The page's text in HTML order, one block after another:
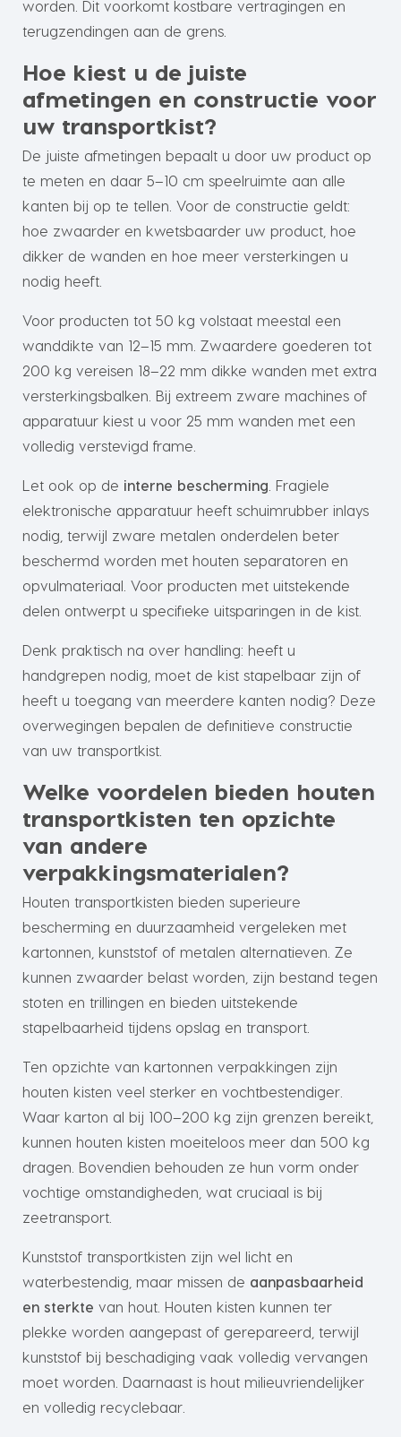
worden. Dit voorkomt kostbare vertragingen en
terugzendingen aan de grens.
Hoe kiest u de juiste
afmetingen en constructie voor
uw transportkist?
De juiste afmetingen bepaalt u door uw product op
te meten en daar 5–10 cm speelruimte aan alle
kanten bij op te tellen. Voor de constructie geldt:
hoe zwaarder en kwetsbaarder uw product, hoe
dikker de wanden en hoe meer versterkingen u
nodig heeft.
Voor producten tot 50 kg volstaat meestal een
wanddikte van 12–15 mm. Zwaardere goederen tot
200 kg vereisen 18–22 mm dikke wanden met extra
versterkingsbalken. Bij extreem zware machines of
apparatuur kiest u voor 25 mm wanden met een
volledig verstevigd frame.
Let ook op de interne bescherming . Fragiele
elektronische apparatuur heeft schuimrubber inlays
nodig, terwijl zware metalen onderdelen beter
beschermd worden met houten separatoren en
opvulmateriaal. Voor producten met uitstekende
delen ontwerpt u specifieke uitsparingen in de kist.
Denk praktisch na over handling: heeft u
handgrepen nodig, moet de kist stapelbaar zijn of
heeft u toegang van meerdere kanten nodig? Deze
overwegingen bepalen de definitieve constructie
van uw transportkist.
Welke voordelen bieden houten
transportkisten ten opzichte
van andere
verpakkingsmaterialen?
Houten transportkisten bieden superieure
bescherming en duurzaamheid vergeleken met
kartonnen, kunststof of metalen alternatieven. Ze
kunnen zwaarder belast worden, zijn bestand tegen
stoten en trillingen en bieden uitstekende
stapelbaarheid tijdens opslag en transport.
Ten opzichte van kartonnen verpakkingen zijn
houten kisten veel sterker en vochtbestendiger.
Waar karton al bij 100–200 kg zijn grenzen bereikt,
kunnen houten kisten moeiteloos meer dan 500 kg
dragen. Bovendien behouden ze hun vorm onder
vochtige omstandigheden, wat cruciaal is bij
zeetransport.
Kunststof transportkisten zijn wel licht en
waterbestendig, maar missen de aanpasbaarheid
en sterkte van hout. Houten kisten kunnen ter
plekke worden aangepast of gerepareerd, terwijl
kunststof bij beschadiging vaak volledig vervangen
moet worden. Daarnaast is hout milieuvriendelijker
en volledig recyclebaar.